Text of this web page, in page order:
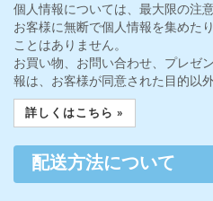
個人情報については、最大限の注
お客様に無断で個人情報を集めた
ことはありません。
お買い物、お問い合わせ、プレゼ
報は、お客様が同意された目的以
詳しくはこちら »
配送方法について